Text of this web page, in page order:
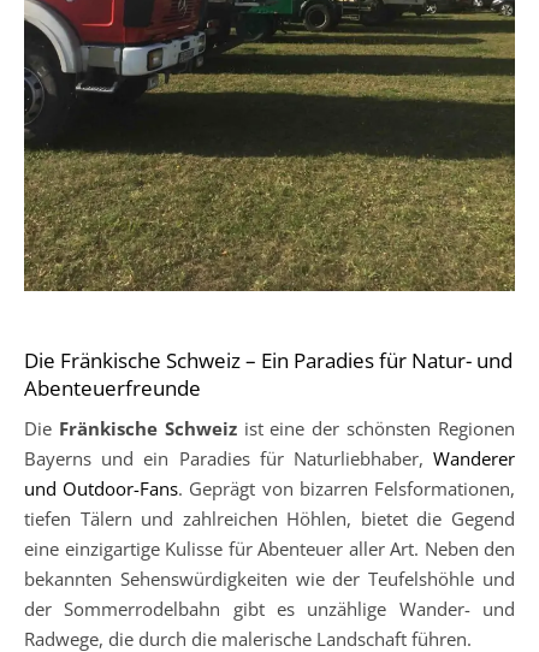
Die Fränkische Schweiz – Ein Paradies für Natur- und
Abenteuerfreunde
Die Fränkische Schweizist eine der schönsten Regionen
Bayerns und ein Paradies für Naturliebhaber, Wanderer
und Outdoor-Fans. Geprägt von bizarren Felsformationen,
tiefen Tälern und zahlreichen Höhlen, bietet die Gegend
eine einzigartige Kulisse für Abenteuer aller Art. Neben den
bekannten Sehenswürdigkeiten wie der Teufelshöhle und
der Sommerrodelbahn gibt es unzählige Wander- und
Radwege, die durch die malerische Landschaft führen.